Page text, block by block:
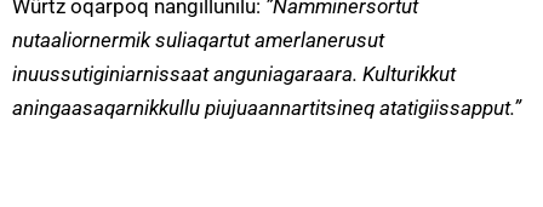
Würtz oqarpoq nangillunilu: ”Namminersortut
nutaaliornermik suliaqartut amerlanerusut
inuussutiginiarnissaat anguniagaraara. Kulturikkut
aningaasaqarnikkullu piujuaannartitsineq atatigiissapput.”